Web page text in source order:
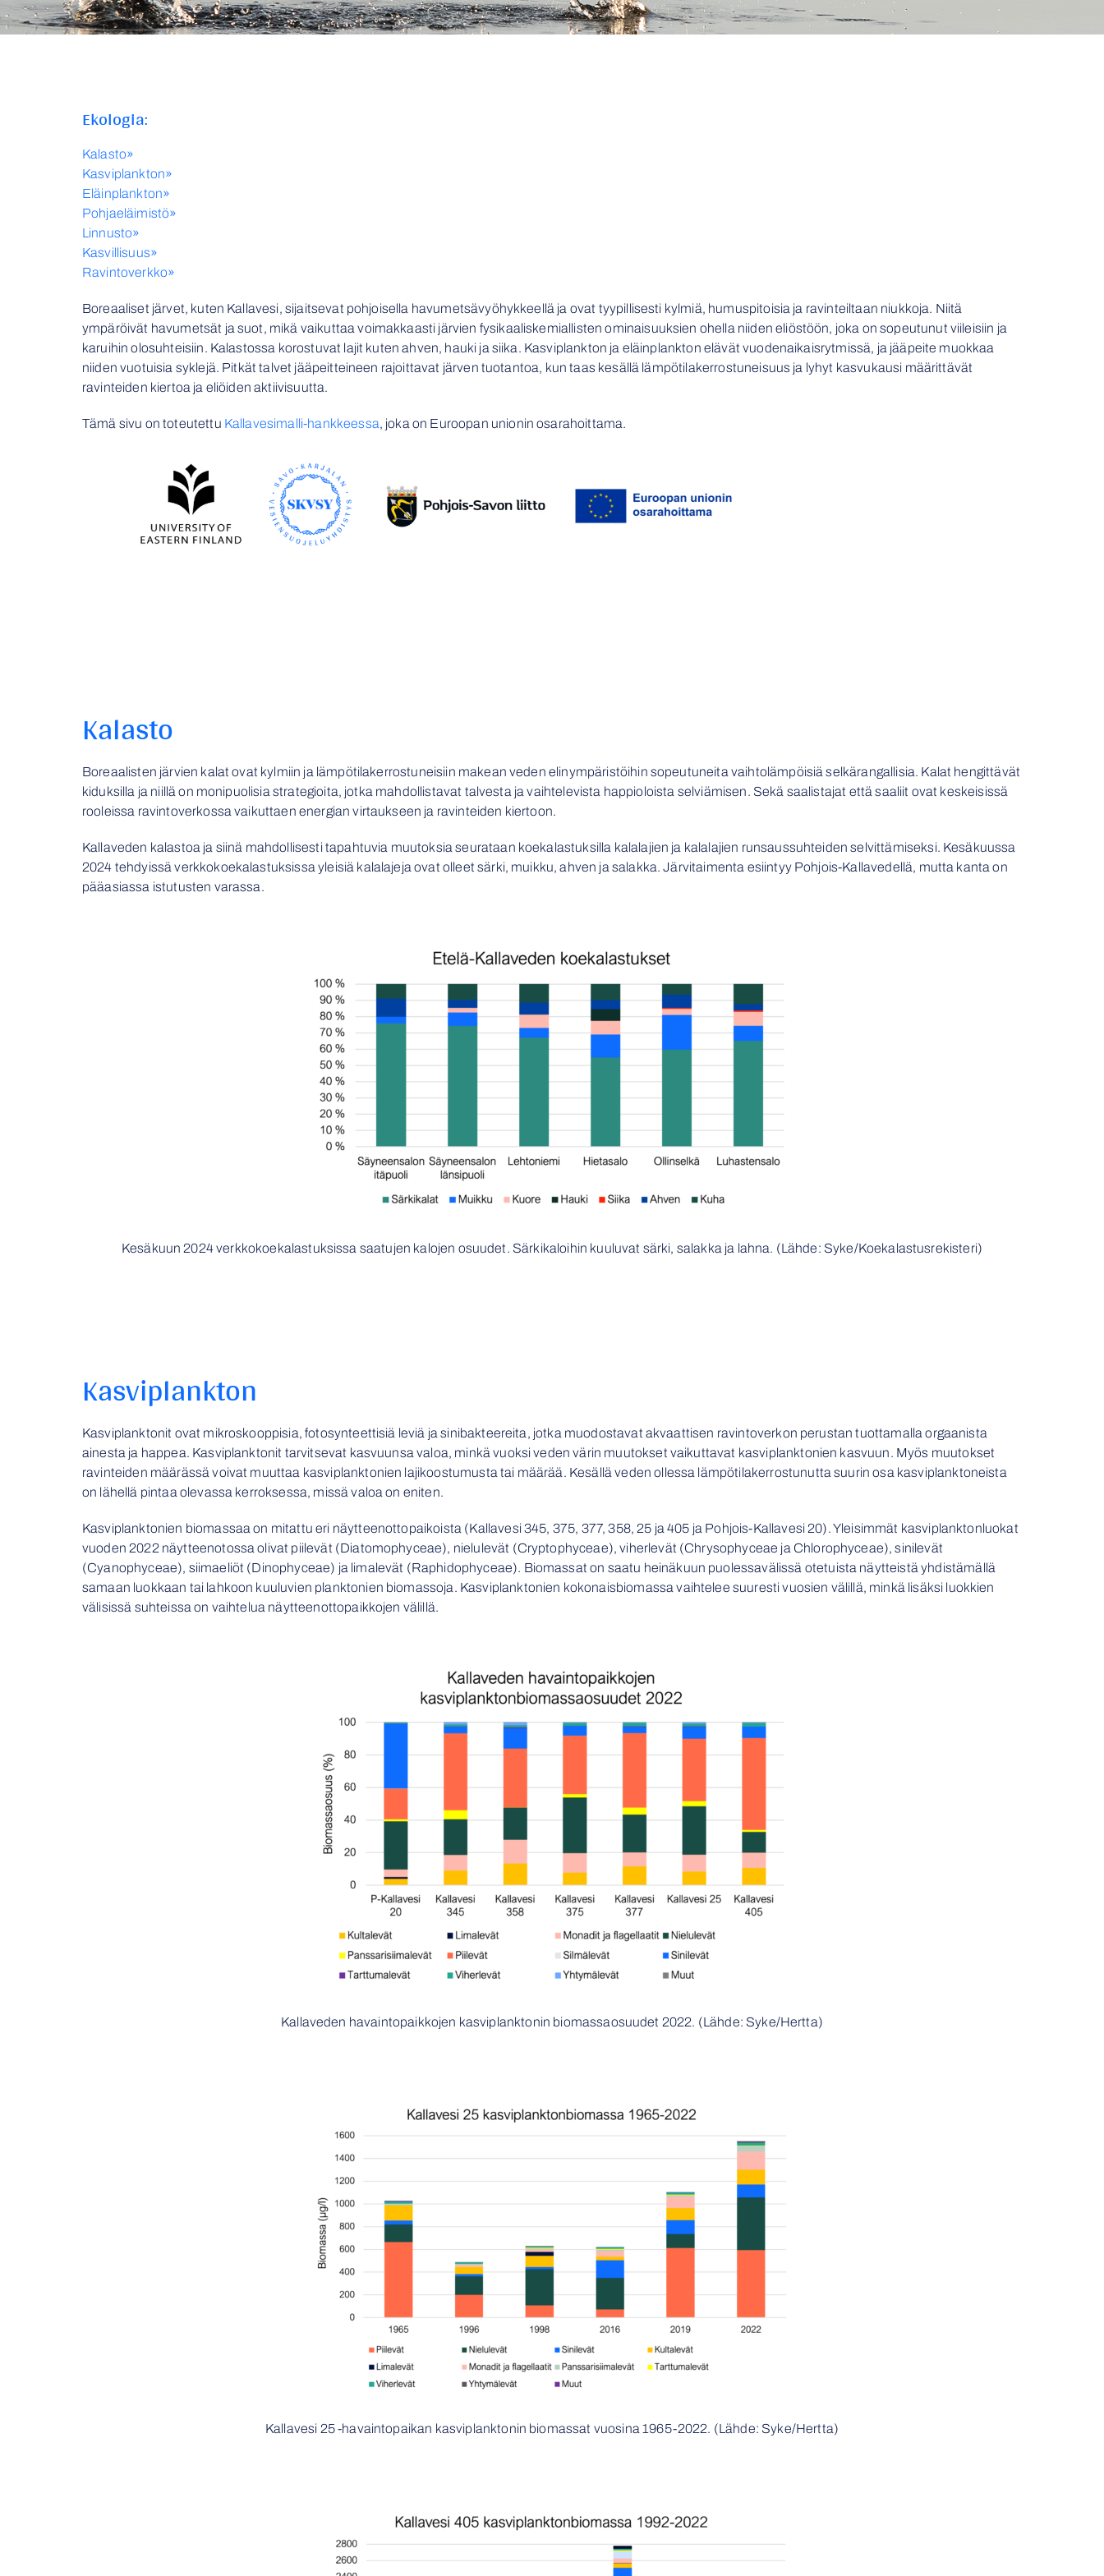
Ekologia:
Kalasto»
Kasviplankton»
Eläinplankton»
Pohjaeläimistö»
Linnusto»
Kasvillisuus»
Ravintoverkko»
Boreaaliset järvet, kuten Kallavesi, sijaitsevat pohjoisella havumetsävyöhykkeellä ja ovat tyypillisesti kylmiä, humuspitoisia ja ravinteiltaan niukkoja. Niitä
ympäröivät havumetsät ja suot, mikä vaikuttaa voimakkaasti järvien fysikaaliskemiallisten ominaisuuksien ohella niiden eliöstöön, joka on sopeutunut viileisiin ja
karuihin olosuhteisiin. Kalastossa korostuvat lajit kuten ahven, hauki ja siika. Kasviplankton ja eläinplankton elävät vuodenaikaisrytmissä, ja jääpeite muokkaa
niiden vuotuisia syklejä. Pitkät talvet jääpeitteineen rajoittavat järven tuotantoa, kun taas kesällä lämpötilakerrostuneisuus ja lyhyt kasvukausi määrittävät
ravinteiden kiertoa ja eliöiden aktiivisuutta.
Tämä sivu on toteutettu Kallavesimalli-hankkeessa, joka on Euroopan unionin osarahoittama.
Kalasto
Boreaalisten järvien kalat ovat kylmiin ja lämpötilakerrostuneisiin makean veden elinympäristöihin sopeutuneita vaihtolämpöisiä selkärangallisia. Kalat hengittävät
kiduksilla ja niillä on monipuolisia strategioita, jotka mahdollistavat talvesta ja vaihtelevista happioloista selviämisen. Sekä saalistajat että saaliit ovat keskeisissä
rooleissa ravintoverkossa vaikuttaen energian virtaukseen ja ravinteiden kiertoon.
Kallaveden kalastoa ja siinä mahdollisesti tapahtuvia muutoksia seurataan koekalastuksilla kalalajien ja kalalajien runsaussuhteiden selvittämiseksi. Kesäkuussa
2024 tehdyissä verkkokoekalastuksissa yleisiä kalalajeja ovat olleet särki, muikku, ahven ja salakka. Järvitaimenta esiintyy Pohjois-Kallavedellä, mutta kanta on
pääasiassa istutusten varassa.
Kesäkuun 2024 verkkokoekalastuksissa saatujen kalojen osuudet. Särkikaloihin kuuluvat särki, salakka ja lahna. (Lähde: Syke/Koekalastusrekisteri)
Kasviplankton
Kasviplanktonit ovat mikroskooppisia, fotosynteettisiä leviä ja sinibakteereita, jotka muodostavat akvaattisen ravintoverkon perustan tuottamalla orgaanista
ainesta ja happea. Kasviplanktonit tarvitsevat kasvuunsa valoa, minkä vuoksi veden värin muutokset vaikuttavat kasviplanktonien kasvuun. Myös muutokset
ravinteiden määrässä voivat muuttaa kasviplanktonien lajikoostumusta tai määrää. Kesällä veden ollessa lämpötilakerrostunutta suurin osa kasviplanktoneista
on lähellä pintaa olevassa kerroksessa, missä valoa on eniten.
Kasviplanktonien biomassaa on mitattu eri näytteenottopaikoista (Kallavesi 345, 375, 377, 358, 25 ja 405 ja Pohjois-Kallavesi 20). Yleisimmät kasviplanktonluokat
vuoden 2022 näytteenotossa olivat piilevät (Diatomophyceae), nielulevät (Cryptophyceae), viherlevät (Chrysophyceae ja Chlorophyceae), sinilevät
(Cyanophyceae), siimaeliöt (Dinophyceae) ja limalevät (Raphidophyceae). Biomassat on saatu heinäkuun puolessavälissä otetuista näytteistä yhdistämällä
samaan luokkaan tai lahkoon kuuluvien planktonien biomassoja. Kasviplanktonien kokonaisbiomassa vaihtelee suuresti vuosien välillä, minkä lisäksi luokkien
välisissä suhteissa on vaihtelua näytteenottopaikkojen välillä.
Kallaveden havaintopaikkojen kasviplanktonin biomassaosuudet 2022. (Lähde: Syke/Hertta)
Kallavesi 25 -havaintopaikan kasviplanktonin biomassat vuosina 1965-2022. (Lähde: Syke/Hertta)